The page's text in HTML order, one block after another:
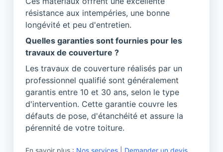
résistance aux intempéries, une bonne
longévité et peu d'entretien.
Quelles garanties sont fournies pour les
travaux de couverture ?
Les travaux de couverture réalisés par un
professionnel qualifié sont généralement
garantis entre 10 et 30 ans, selon le type
d'intervention. Cette garantie couvre les
défauts de pose, d'étanchéité et assure la
pérennité de votre toiture.
En savoir plus : Nos services Demander un devis